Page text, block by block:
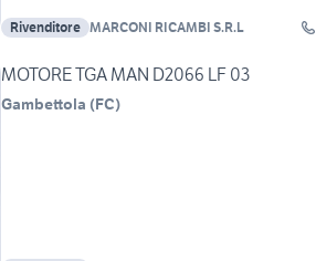
Rivenditore MARCONI RICAMBI S.R.L
MOTORE TGA MAN D2066 LF 03
Gambettola (FC)